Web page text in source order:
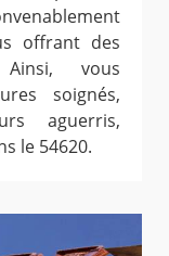
offrant des
vous
soignés,
aguerris,
le 54620.